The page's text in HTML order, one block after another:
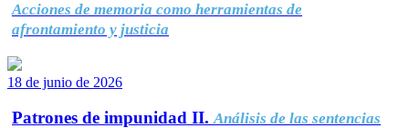
Acciones de memoria como herramientas de
afrontamiento y justicia
18 de junio de 2026
Patrones de impunidad II. Análisis de las sentencias